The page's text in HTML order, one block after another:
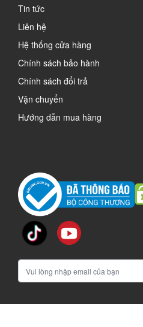
Tin tức
Liên hệ
Hệ thống cửa hàng
Chính sách bảo hành
Chính sách đổi trả
Vận chuyển
Hướng dẫn mua hàng